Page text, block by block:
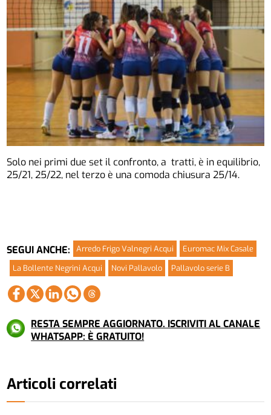
Solo nei primi due set il confronto, a tratti, è in equilibrio,
25/21, 25/22, nel terzo è una comoda chiusura 25/14.
SEGUI ANCHE: Arredo Frigo Valnegri Acqui
Euromac Mix Casale
La Bollente Negrini Acqui
Novi Pallavolo Pallavolo serie B
RESTA SEMPRE AGGIORNATO. ISCRIVITI AL CANALE
WHATSAPP: È GRATUITO!
Articoli correlati